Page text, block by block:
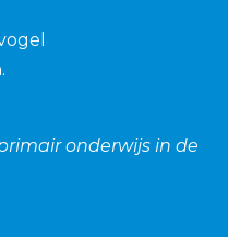
onderwijs in de